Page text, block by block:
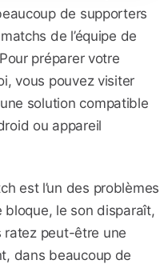
de supporters
de l’équipe de
préparer votre
vous pouvez visiter
solution compatible
ou appareil
est l’un des problèmes
bloque, le son disparaît,
ratez peut-être une
dans beaucoup de